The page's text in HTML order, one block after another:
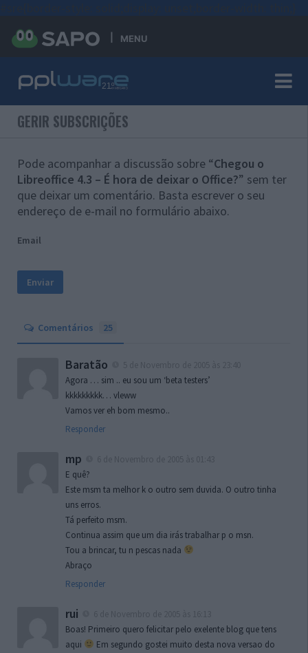
MENU
GERIR SUBSCRIÇÕES
Pode acompanhar a discussão sobre “Chegou o
Libreoffice 4.3 – É hora de deixar o Office?” sem ter
que deixar um comentário. Basta escrever o seu
endereço de e-mail no formulário abaixo.
Email
Comentários 25
Baratão
Agora … sim .. eu sou um ‘beta testers’
kkkkkkkkk… vleww
Vamos ver eh bom mesmo..
Responder
mp
E quê?
Este msm ta melhor k o outro sem duvida. O outro tinha
uns erros.
Tá perfeito msm.
Continua assim que um dia irás trabalhar p o msn.
Tou a brincar, tu n pescas nada
Abraço
Responder
rui
Boas! Primeiro quero felicitar pelo exelente blog que tens
aqui
Em segundo gostei muito desta nova versao do